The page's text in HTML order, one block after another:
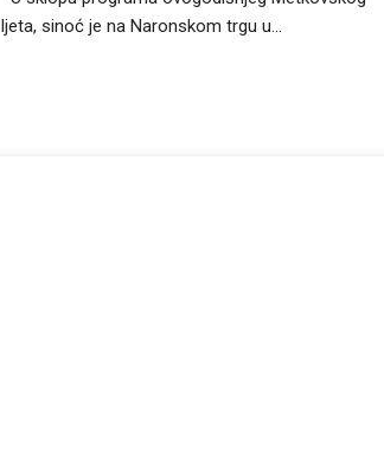
ljeta, sinoć je na Naronskom trgu u...